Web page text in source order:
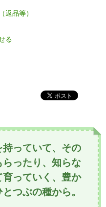
返品等）
る
っていて、その
ったり、知らな
っていく、豊か
つぶの種から。